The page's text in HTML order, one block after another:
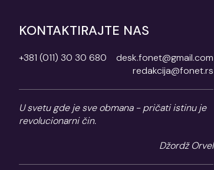
KONTAKTIRAJTE NAS
+381 (011) 30 30 680
desk.fonet@gmail.com
redakcija@fonet.rs
U svetu gde je sve obmana - pričati istinu je
revolucionarni čin.
Džordž Orvel